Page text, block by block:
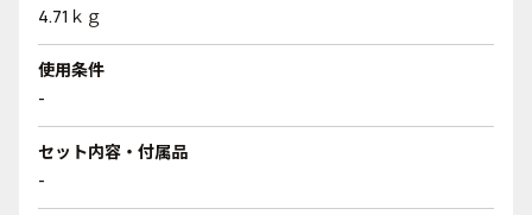
4.71ｋｇ
使用条件
-
セット内容・付属品
-